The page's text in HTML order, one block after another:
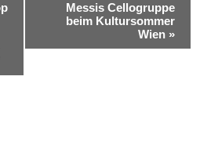
Messis Cellogruppe
beim Kultursommer
Wien »